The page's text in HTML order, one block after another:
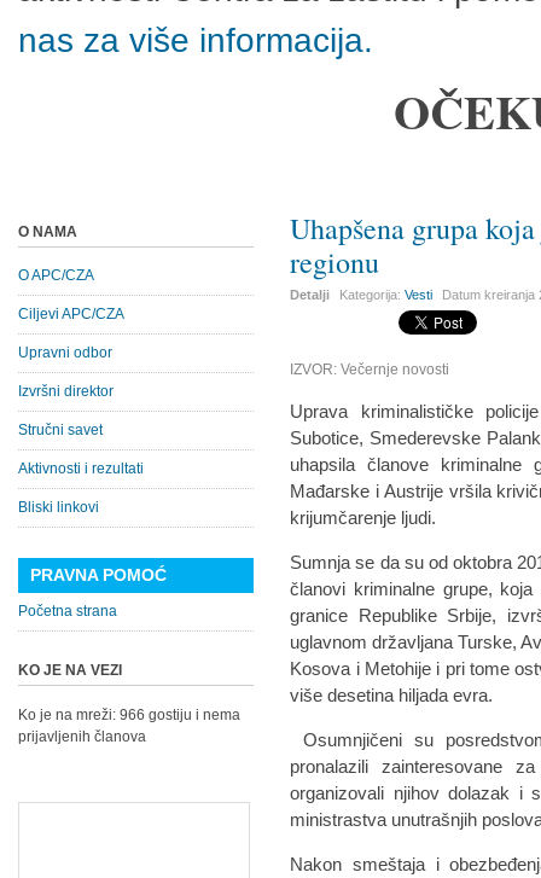
nas za više informacija.
Uhapšena grupa
regionu
Detalji Kategorija:Vesti Datum kreiranja
IZVOR: Večernje novosti
Uprava kriminalističke
Subotice, Smederevske
uhapsila članove
Mađarske i Austrije vršila
krijumčarenje ljudi.
Sumnja se da su od oktobra
članovi kriminalne grupe,
granice Republike Srbije,
uglavnom državljana Turske,
Kosova i Metohije i pri tome
više desetina hiljada evra.
Osumnjičeni su
pronalazili zainteresovane
organizovali njihov dolazak i
ministrastva unutrašnjih
Nakon smeštaja i
O NAMA
O APC/CZA
Ciljevi APC/CZA
Upravni odbor
Izvršni direktor
Stručni savet
Aktivnosti i rezultati
Bliski linkovi
PRAVNA POMOĆ
Početna strana
KO JE NA VEZI
Ko je na mreži: 966 gostiju i nema
prijavljenih članova